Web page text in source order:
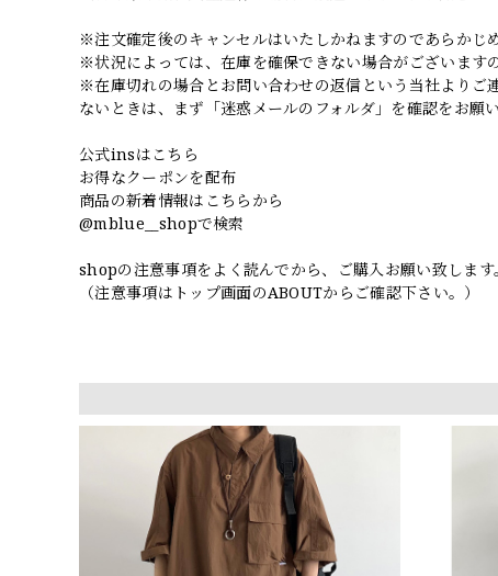
※注文確定後のキャンセルはいたしかねますのであらかじ
※状況によっては、在庫を確保できない場合がございます
※在庫切れの場合とお問い合わせの返信という当社よりご
ないときは、まず「迷惑メールのフォルダ」を確認をお願い
公式insはこちら
お得なクーポンを配布
商品の新着情報はこちらから
@mblue__shopで検索
shopの注意事項をよく読んでから、ご購入お願い致します。
（注意事項はトップ画面のABOUTからご確認下さい。）